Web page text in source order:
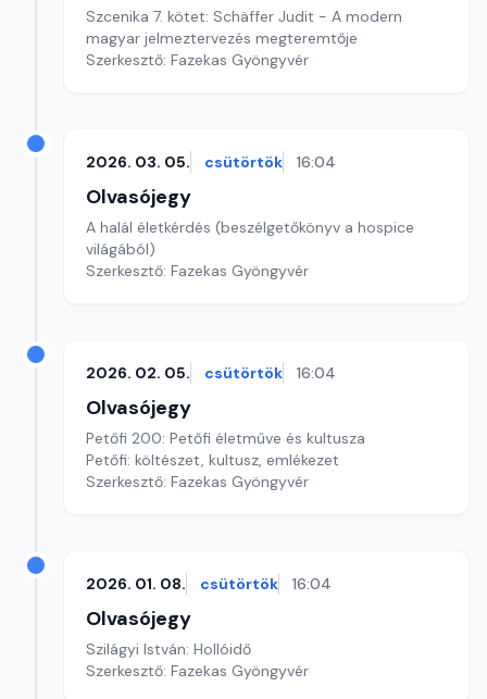
Szcenika 7. kötet: Schäffer Judit - A modern
magyar jelmeztervezés megteremtője
Szerkesztő: Fazekas Gyöngyvér
2026. 03. 05. csütörtök 16:04
Olvasójegy
A halál életkérdés (beszélgetőkönyv a hospice
világából)
Szerkesztő: Fazekas Gyöngyvér
2026. 02. 05. csütörtök 16:04
Olvasójegy
Petőfi 200: Petőfi életműve és kultusza
Petőfi: költészet, kultusz, emlékezet
Szerkesztő: Fazekas Gyöngyvér
2026. 01. 08. csütörtök 16:04
Olvasójegy
Szilágyi István: Hollóidő
Szerkesztő: Fazekas Gyöngyvér